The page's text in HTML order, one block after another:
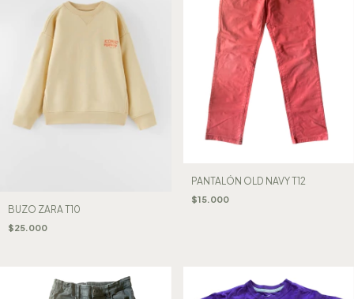
BUZO ZARA T10
$25.000
PANTALÓN OLD NAVY T12
$15.000